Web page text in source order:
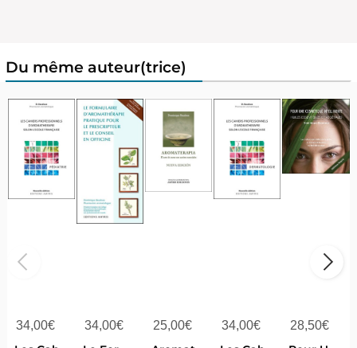
Du même auteur(trice)
34,00€ 34,00€ 25,00€ 34,00€ 28,50€